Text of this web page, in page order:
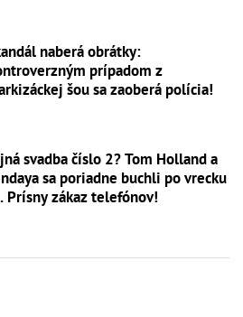
naberá obrátky:
prípadom z
šou sa zaoberá polícia!
svadba číslo 2? Tom Holland a
sa poriadne buchli po vrecku
Prísny zákaz telefónov!